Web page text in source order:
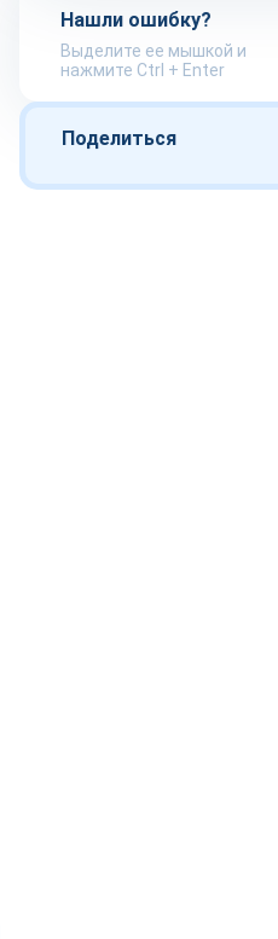
Нашли ошибку?
Выделите ее мышкой и
нажмите Ctrl + Enter
Поделиться